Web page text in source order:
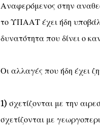
Αναφερόμενος στην
το ΥΠΑΑΤ έχει ήδη
δυνατότητα που δίνει ο
Οι αλλαγές που ήδη έχει
1) σχετίζονται με την
σχετίζονται με